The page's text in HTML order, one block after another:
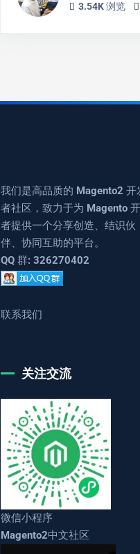
3.54K 浏览
我们是高品质的 Magento2 开
者社区，致力于为 Magento
者提供一个分享创造、结识伙
伴、协同互助的平台。
QQ 群: 326270402
联系我们
关注交流
微信小程序
Magento2中文社区